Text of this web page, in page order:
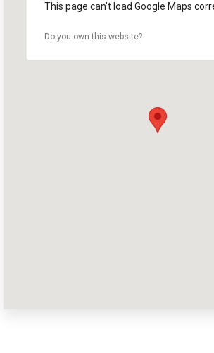
This page can't load Google Maps
Do you own this website?